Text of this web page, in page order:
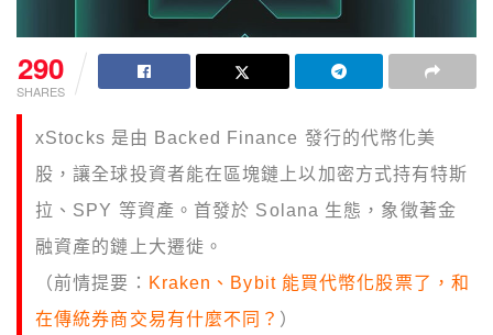
290
SHARES
xStocks 是由 Backed Finance 發行的代幣化美
股，讓全球投資者能在區塊鏈上以加密方式持有特斯
拉、SPY 等資產。首發於 Solana 生態，象徵著金
融資產的鏈上大遷徙。
（前情提要： Kraken、Bybit 能買代幣化股票了，和
在傳統券商交易有什麼不同？ ）